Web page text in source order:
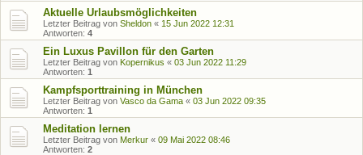
Aktuelle Urlaubsmöglichkeiten
Letzter Beitrag von Sheldon « 15 Jun 2022 12:31
Antworten: 4
Ein Luxus Pavillon für den Garten
Letzter Beitrag von Kopernikus « 03 Jun 2022 11:29
Antworten: 1
Kampfsporttraining in München
Letzter Beitrag von Vasco da Gama « 03 Jun 2022 09:35
Antworten: 1
Meditation lernen
Letzter Beitrag von Merkur « 09 Mai 2022 08:46
Antworten: 2